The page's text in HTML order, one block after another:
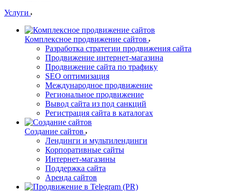
Услуги
Комплексное продвижение сайтов
Разработка стратегии продвижения сайта
Продвижение интернет-магазина
Продвижение сайта по трафику
SEO оптимизация
Международное продвижение
Региональное продвижение
Вывод сайта из под санкций
Регистрация сайта в каталогах
Создание сайтов
Лендинги и мультилендинги
Корпоративные сайты
Интернет-магазины
Поддержка сайта
Аренда сайтов